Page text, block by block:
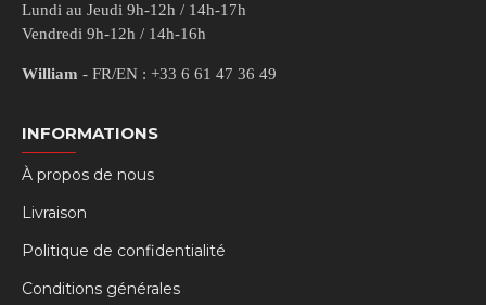
Lundi au Jeudi 9h-12h / 14h-17h
Vendredi 9h-12h / 14h-16h
William - FR/EN : +33 6 61 47 36 49
INFORMATIONS
À propos de nous
Livraison
Politique de confidentialité
Conditions générales